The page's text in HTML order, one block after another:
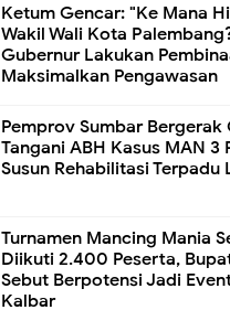
Ketum Gencar: "Ke Mana
Wakil Wali Kota
Gubernur Lakukan
Maksimalkan Pengawasan
Pemprov Sumbar Bergerak
Tangani ABH Kasus MAN 3
Susun Rehabilitasi Terpadu
Turnamen Mancing Mania
Diikuti 2.400 Peserta,
Sebut Berpotensi Jadi
Kalbar